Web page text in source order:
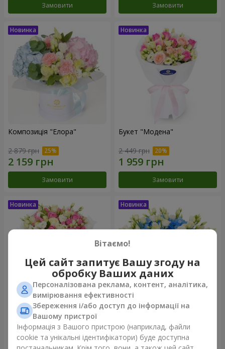
Замовити Замовити
Композиція "Елора"
2 879 грн
Замовити
Букет "Модена"
2 449 грн
Замовити
Букет "Piedmont"
5 465 грн
Композиція "Сільвія"
3 513 грн
Вітаємо!
Цей сайт запитує Вашу згоду на
обробку Ваших даних
Персоналізована реклама, контент, аналітика,
вимірювання ефективності
Збереження і/або доступ до інформації на
Вашому пристрої
Інформація з Вашого пристрою (наприклад, файли
cookie та унікальні ідентифікатори) буде доступна